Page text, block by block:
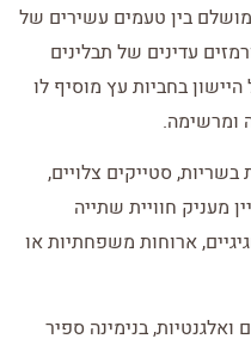
מושלם בין טעמים עשירים של
עדינים של תבלינים
בחביות עץ מוסיף לו
ומרשימה.
סטייקים צלויים,
מעניק חוויית שתייה
ארוחות משפחתיות או
בנימינה ספיר